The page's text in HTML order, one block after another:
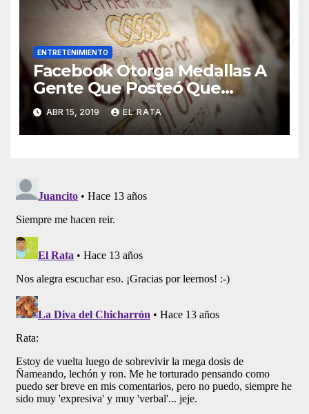
ENTRETENIMIENTO
Facebook Otorga Medallas A
Gente Que Posteó Que
Nunca Ha Visto «Game Of
Thrones»
ABR 15, 2019 EL RATA